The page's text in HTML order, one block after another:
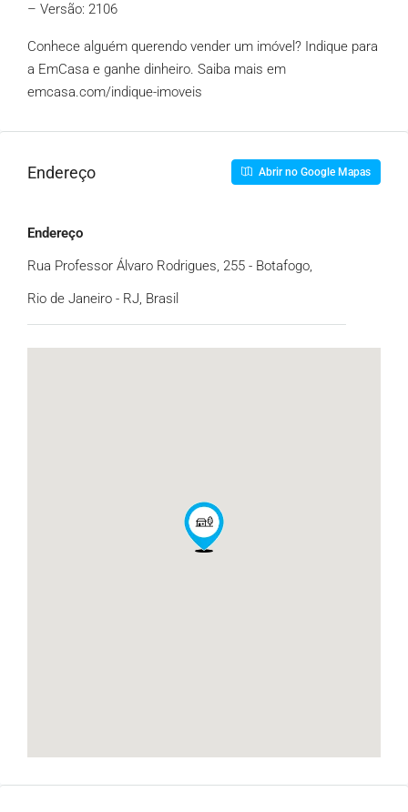
– Versão: 2106
Conhece alguém querendo vender um imóvel? Indique para
a EmCasa e ganhe dinheiro. Saiba mais em
emcasa.com/indique-imoveis
Endereço Abrir no Google Mapas
Endereço
Rua Professor Álvaro Rodrigues, 255 - Botafogo,
Rio de Janeiro - RJ, Brasil